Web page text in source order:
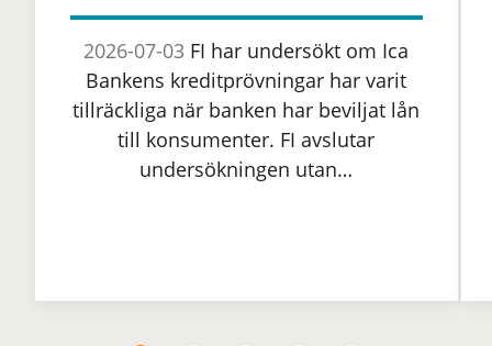
2026-07-03 FI har undersökt om Ica
Bankens kreditprövningar har varit
tillräckliga när banken har beviljat lån
till konsumenter. FI avslutar
undersökningen utan…